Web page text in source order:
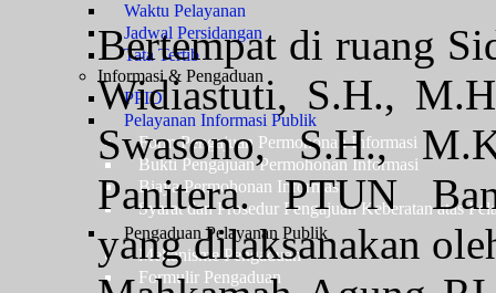
Waktu Pelayanan
Jadwal Persidangan
Tata Tertib
Informasi & Pengaduan
PPID
Pelayanan Informasi Publik
Form Pengajuan Permohonan Informasi
Bukti Pengajuan Permohonan Informasi
Biaya Permohonan Informasi
Syarat dan Prosedur Pengajuan Keberatan atas
Pengaduan Pelayanan Publik
Mekanisme Pengaduan
Formulir Pengaduan
Bertempat di ruang
Widiastuti, S.H.,
Swasono, S.H.,
Panitera. PTUN
yang dilaksanakan